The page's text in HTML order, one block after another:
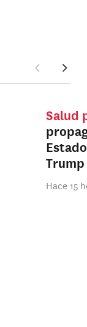
Salud
Trump
Hace 15